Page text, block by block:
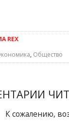
REX
, Общество
К сожалению,